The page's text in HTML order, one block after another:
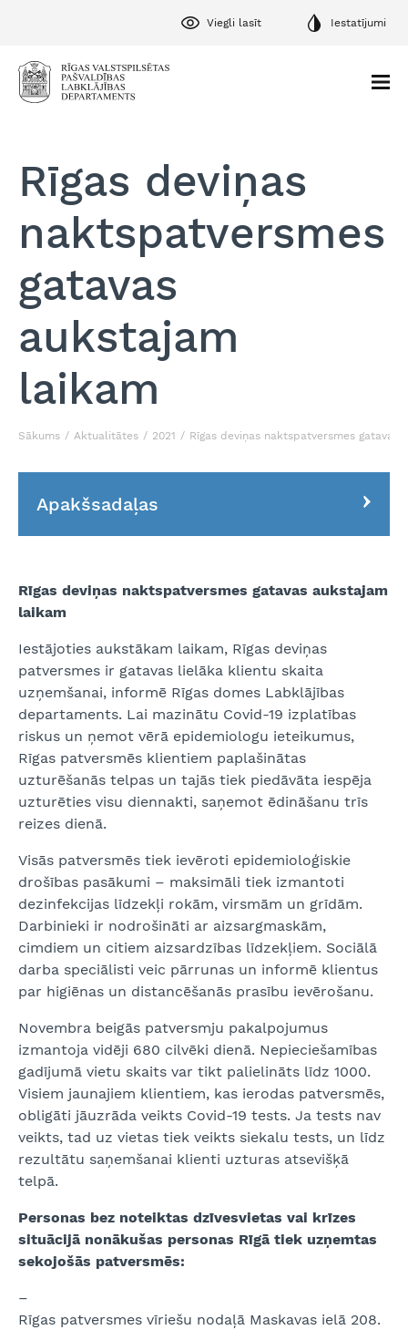
Viegli lasīt Iestatījumi
Rīgas deviņas
naktspatversmes
gatavas
aukstajam
laikam
Sākums Aktualitātes 2021 Rīgas deviņas naktspatversmes gatavas
Apakšsadaļas
Rīgas deviņas naktspatversmes gatavas aukstajam
laikam
Iestājoties aukstākam laikam, Rīgas deviņas
patversmes ir gatavas lielāka klientu skaita
uzņemšanai, informē Rīgas domes Labklājības
departaments. Lai mazinātu Covid-19 izplatības
riskus un ņemot vērā epidemiologu ieteikumus,
Rīgas patversmēs klientiem paplašinātas
uzturēšanās telpas un tajās tiek piedāvāta iespēja
uzturēties visu diennakti, saņemot ēdināšanu trīs
reizes dienā.
Visās patversmēs tiek ievēroti epidemioloģiskie
drošības pasākumi – maksimāli tiek izmantoti
dezinfekcijas līdzekļi rokām, virsmām un grīdām.
Darbinieki ir nodrošināti ar aizsargmaskām,
cimdiem un citiem aizsardzības līdzekļiem. Sociālā
darba speciālisti veic pārrunas un informē klientus
par higiēnas un distancēšanās prasību ievērošanu.
Novembra beigās patversmju pakalpojumus
izmantoja vidēji 680 cilvēki dienā. Nepieciešamības
gadījumā vietu skaits var tikt palielināts līdz 1000.
Visiem jaunajiem klientiem, kas ierodas patversmēs,
obligāti jāuzrāda veikts Covid-19 tests. Ja tests nav
veikts, tad uz vietas tiek veikts siekalu tests, un līdz
rezultātu saņemšanai klienti uzturas atsevišķā
telpā.
Personas bez noteiktas dzīvesvietas vai krīzes
situācijā nonākušas personas Rīgā tiek uzņemtas
sekojošās patversmēs:
–
Rīgas patversmes vīriešu nodaļā Maskavas ielā 208.